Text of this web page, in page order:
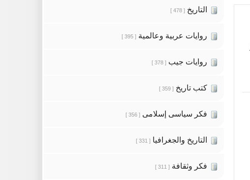
التاريخ [ 478 ]
روايات عربية وعالمية [ 395 ]
روايات جيب [ 378 ]
كتب تاريخ [ 359 ]
فكر سياسى إسلامى [ 356 ]
التاريخ والجغرافيا [ 331 ]
فكر وثقافة [ 311 ]